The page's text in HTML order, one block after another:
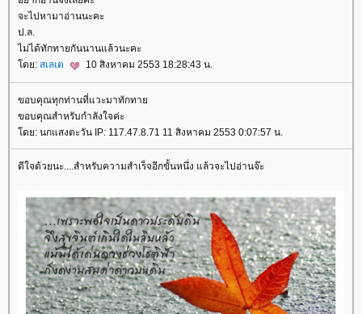
จะไปหามาอ่านนะคะ
ป.ล.
ไม่ได้ทักทายกันนานแล้วนะคะ
ดย: สเลเต 10 สิงหาคม 2553 18:28:43 น.
ขอบคุณทุกท่านที่แวะมาทักทา
ขอบคุณสำหรับกำลังใจค่ะ
ดย: นกแสงตะวัน IP: 117.47.8.71 11 สิงหาคม 2553 0:07:57 น.
ดีใจด้วยนะ....สำหรับความสำเร็จอีกขั้นหนึ่ง แล้วจะไปอ่านจ๊ะ